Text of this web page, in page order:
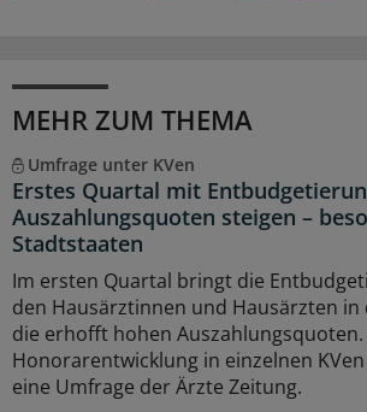
MEHR ZUM THEMA
Umfrage unter KVen
Erstes Quartal mit
Auszahlungsquoten steigen –
Stadtstaaten
Im ersten Quartal bringt die
den Hausärztinnen und Hausärzten in
die erhofft hohen Auszahlungsquoten.
Honorarentwicklung in einzelnen
eine Umfrage der Ärzte Zeitung.